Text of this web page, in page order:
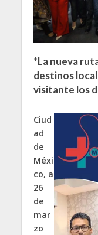
*La nueva
destinos
visitante los
Ciud
ad
de
Méxi
co, a
26
de
mar
zo